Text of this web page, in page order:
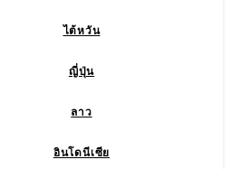
ไต้หวัน
ญี่ปุ่น
ลาว
อินโดนีเซีย